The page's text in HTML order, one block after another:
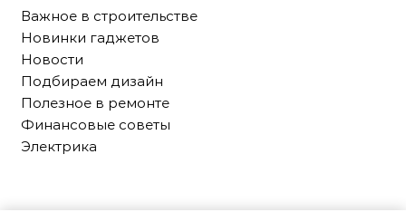
Важное в строительстве
Новинки гаджетов
Новости
Подбираем дизайн
Полезное в ремонте
Финансовые советы
Электрика